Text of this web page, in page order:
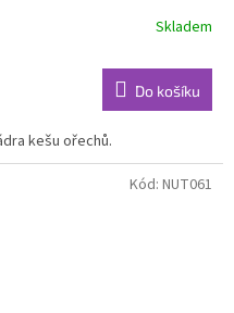
Skladem
Do košíku
kešu ořechů.
Kód: NUT061